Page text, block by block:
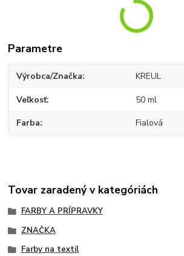
Parametre
Výrobca/Značka KREUL
Veľkosť 50 ml
Farba Fialová
Tovar zaradený v kategóriách
FARBY A PRÍPRAVKY
ZNAČKA
Farby na textil